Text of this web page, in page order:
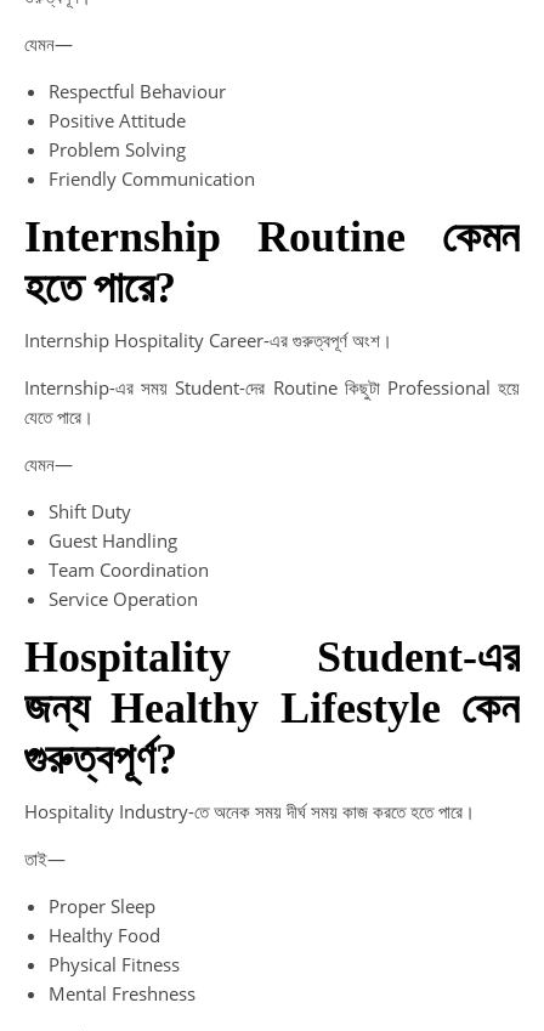
যেমন—
Respectful Behaviour
Positive Attitude
Problem Solving
Friendly Communication
Internship Routine কেমন
হতে পারে?
Internship Hospitality Career-এর গুরুত্বপূর্ণ অংশ।
Internship-এর সময় Student-দের Routine কিছুটা Professional হয়ে
যেতে পারে।
যেমন—
Shift Duty
Guest Handling
Team Coordination
Service Operation
Hospitality Student-এর
জন্য Healthy Lifestyle কেন
গুরুত্বপূর্ণ?
Hospitality Industry-তে অনেক সময় দীর্ঘ সময় কাজ করতে হতে পারে।
তাই—
Proper Sleep
Healthy Food
Physical Fitness
Mental Freshness